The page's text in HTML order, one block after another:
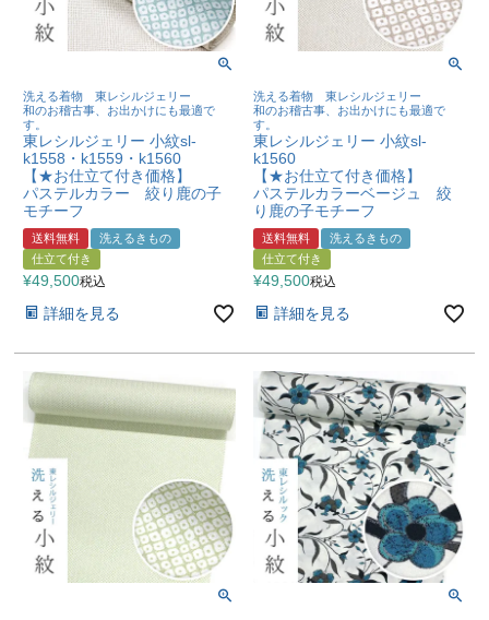
洗える着物 東レシルジェリー
和のお稽古事、お出かけにも最適で
す。
東レシルジェリー 小紋sl-
k1558・k1559・k1560
【★お仕立て付き価格】
パステルカラー 絞り鹿の子
モチーフ
送料無料
洗えるきもの
仕立て付き
¥49,500税込
詳細を見る
洗える着物 東レシルジェリー
和のお稽古事、お出かけにも最適で
す。
東レシルジェリー 小紋sl-
k1560
【★お仕立て付き価格】
パステルカラーベージュ 絞
り鹿の子モチーフ
送料無料
洗えるきもの
仕立て付き
¥49,500税込
詳細を見る